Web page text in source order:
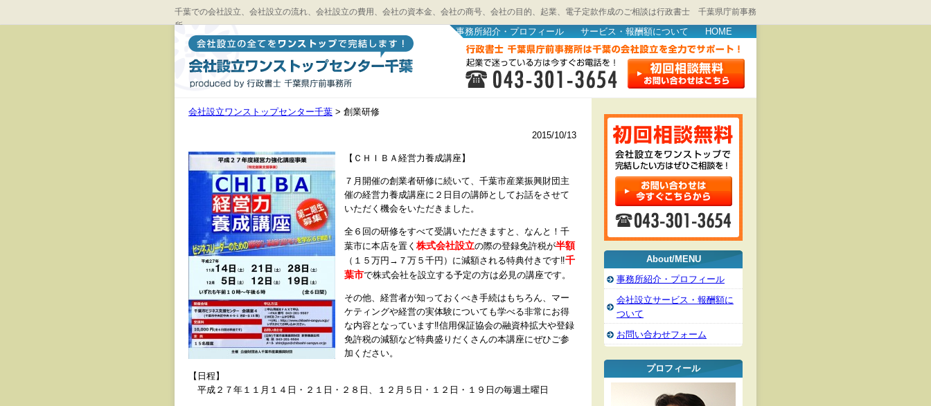
千葉での会社設立、会社設立の流れ、会社設立の費用、会社の資本金、会社の商号、会社の目的、起業、電子定款作成のご相談は行政書士 千葉県庁前事務
所
事務所紹介・プロフィール サービス・報酬額について HOME
会社設立ワンストップセンター千葉 > 創業研修
2015/10/13
【ＣＨＩＢＡ経営力養成講座】
７月開催の創業者研修に続いて、千葉市産業振興財団主
催の経営力養成講座に２日目の講師としてお話をさせて
いただく機会をいただきました。
全６回の研修をすべて受講いただきますと、なんと！千
葉市に本店を置く株式会社設立の際の登録免許税が半額
（１５万円→７万５千円）に減額される特典付きです‼千
葉市で株式会社を設立する予定の方は必見の講座です。
その他、経営者が知っておくべき手続はもちろん、マー
ケティングや経営の実体験についても学べる非常にお得
な内容となっています‼信用保証協会の融資枠拡大や登録
免許税の減額など特典盛りだくさんの本講座にぜひご参
加ください。
【日程】
平成２７年１１月１４日・２１日・２８日、１２月５日・１２日・１９日の毎週土曜日
About/MENU
事務所紹介・プロフィール
会社設立サービス・報酬額に
ついて
お問い合わせフォーム
プロフィール